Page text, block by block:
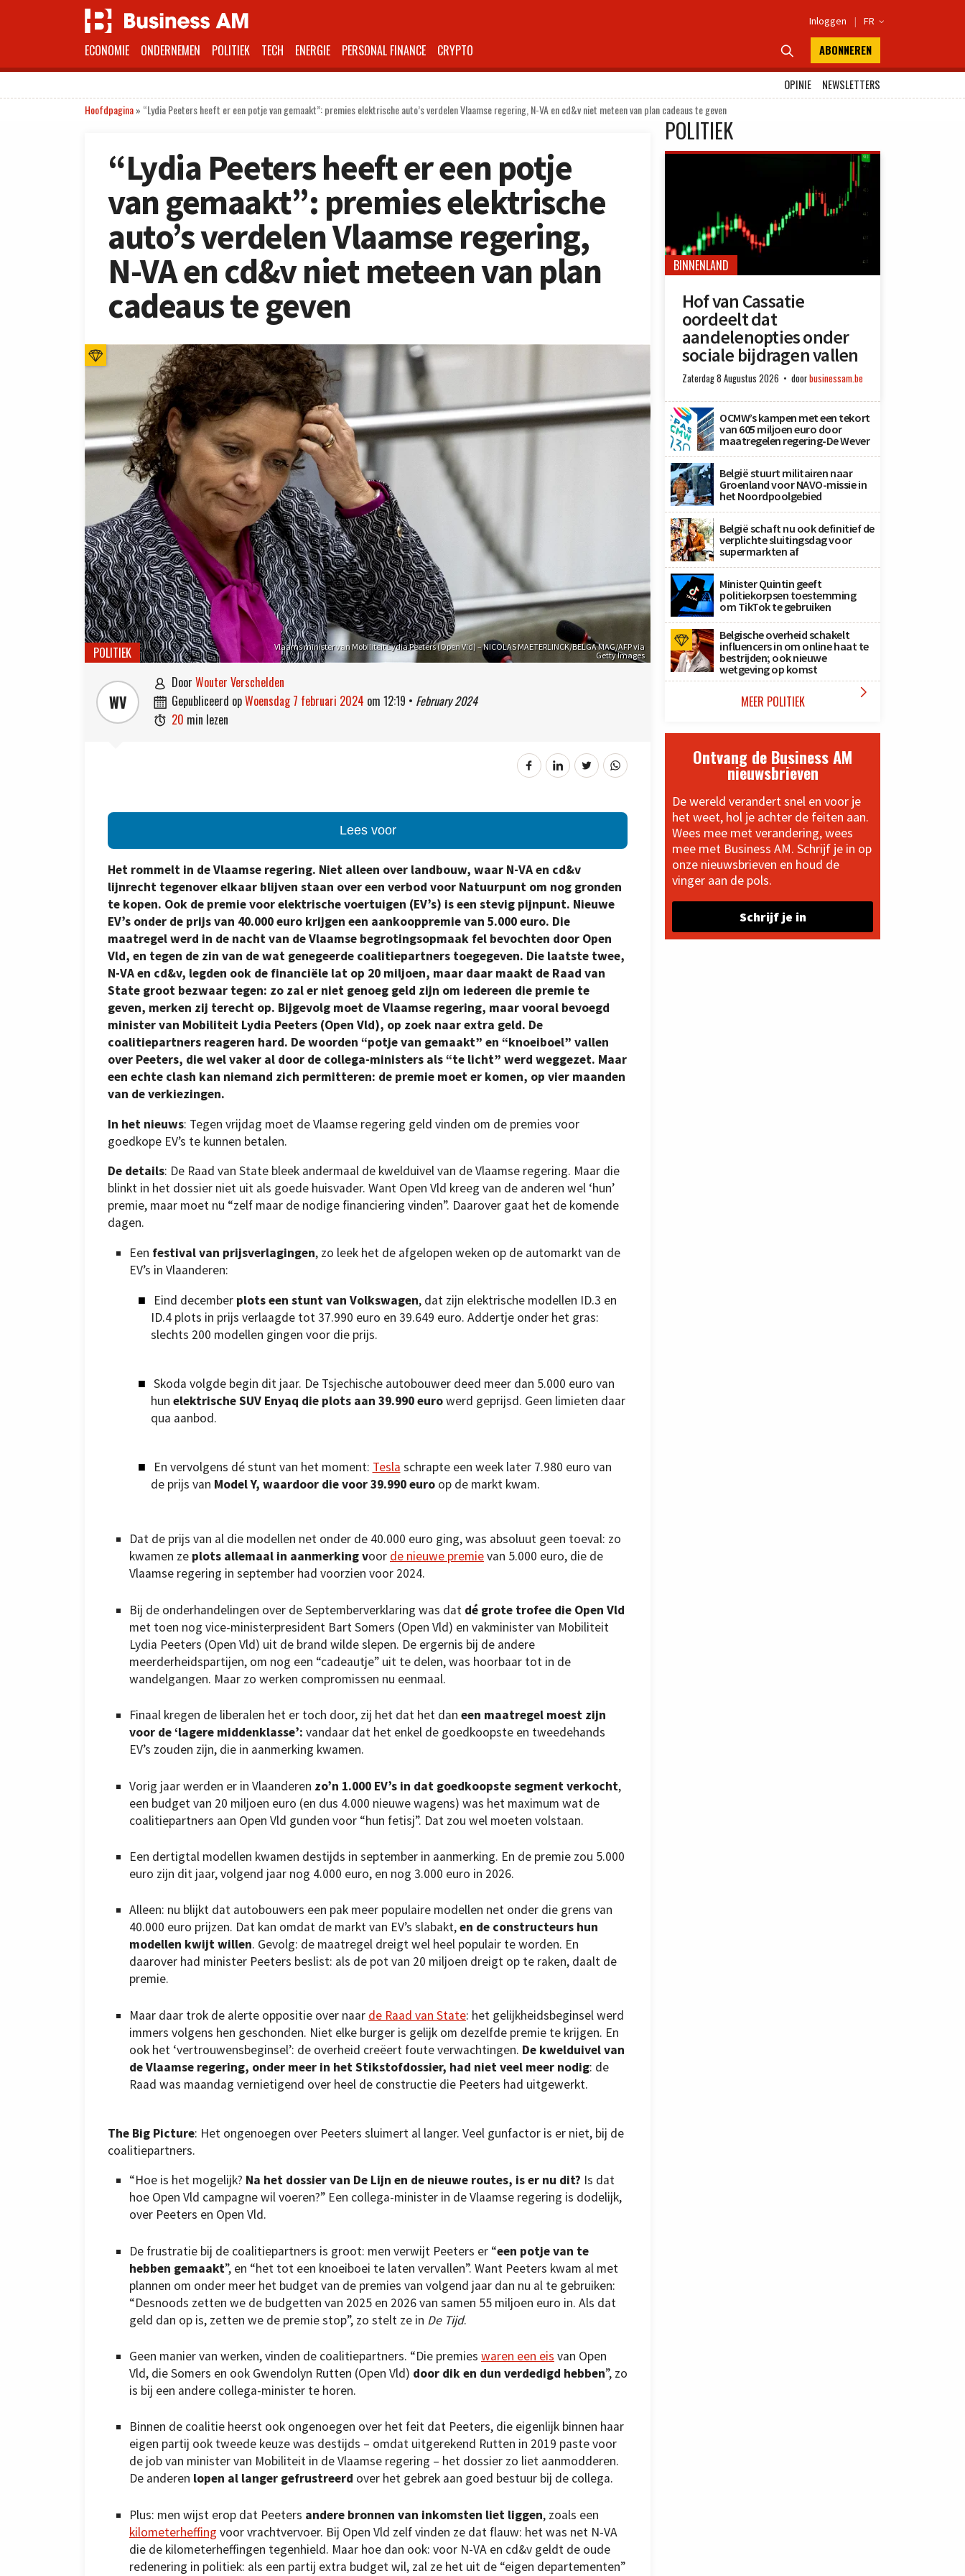
Inloggen | FR 
ECONOMIE ONDERNEMEN POLITIEK TECH ENERGIE PERSONAL FINANCE CRYPTO  ABONNEREN
OPINIE
NEWSLETTERS
Hoofdpagina» “Lydia Peeters heeft er een potje van gemaakt”: premies elektrische auto’s verdelen Vlaamse regering, N-VA en cd&v niet meteen van plan cadeaus te geven
“Lydia Peeters heeft er een potje
van gemaakt”: premies elektrische
auto’s verdelen Vlaamse regering,
N-VA en cd&v niet meteen van plan
cadeaus te geven
Vlaams minister van Mobiliteit Lydia Peeters (Open Vld) – NICOLAS MAETERLINCK/BELGA MAG/AFP via
Getty Images
POLITIEK
WV
 door Wouter Verschelden
 gepubliceerd op woensdag 7 februari 2024 om 12:19 • February 2024
 20 min lezen
Lees voor
Het rommelt in de Vlaamse regering. Niet alleen over landbouw, waar N-VA en cd&v
lijnrecht tegenover elkaar blijven staan over een verbod voor Natuurpunt om nog gronden
te kopen. Ook de premie voor elektrische voertuigen (EV’s) is een stevig pijnpunt. Nieuwe
EV’s onder de prijs van 40.000 euro krijgen een aankooppremie van 5.000 euro. Die
maatregel werd in de nacht van de Vlaamse begrotingsopmaak fel bevochten door Open
Vld, en tegen de zin van de wat genegeerde coalitiepartners toegegeven. Die laatste twee,
N-VA en cd&v, legden ook de financiële lat op 20 miljoen, maar daar maakt de Raad van
State groot bezwaar tegen: zo zal er niet genoeg geld zijn om iedereen die premie te
geven, merken zij terecht op. Bijgevolg moet de Vlaamse regering, maar vooral bevoegd
minister van Mobiliteit Lydia Peeters (Open Vld), op zoek naar extra geld. De
coalitiepartners reageren hard. De woorden “potje van gemaakt” en “knoeiboel” vallen
over Peeters, die wel vaker al door de collega-ministers als “te licht” werd weggezet. Maar
een echte clash kan niemand zich permitteren: de premie moet er komen, op vier maanden
van de verkiezingen.
In het nieuws: Tegen vrijdag moet de Vlaamse regering geld vinden om de premies voor
goedkope EV’s te kunnen betalen.
De details: De Raad van State bleek andermaal de kwelduivel van de Vlaamse regering. Maar die
blinkt in het dossier niet uit als goede huisvader. Want Open Vld kreeg van de anderen wel ‘hun’
premie, maar moet nu “zelf maar de nodige financiering vinden”. Daarover gaat het de komende
dagen.
Een festival van prijsverlagingen, zo leek het de afgelopen weken op de automarkt van de
EV’s in Vlaanderen:
Eind decemberplots een stunt van Volkswagen, dat zijn elektrische modellen ID.3 en
ID.4 plots in prijs verlaagde tot 37.990 euro en 39.649 euro. Addertje onder het gras:
slechts 200 modellen gingen voor die prijs.
Skoda volgde begin dit jaar. De Tsjechische autobouwer deed meer dan 5.000 euro van
hun elektrische SUV Enyaq die plots aan 39.990 eurowerd geprijsd. Geen limieten daar
qua aanbod.
En vervolgens dé stunt van het moment: Tesla schrapte een week later 7.980 euro van
de prijs van Model Y, waardoor die voor 39.990 euro op de markt kwam.
Dat de prijs van al die modellen net onder de 40.000 euro ging, was absoluut geen toeval: zo
kwamen ze plots allemaal in aanmerking voor de nieuwe premievan 5.000 euro, die de
Vlaamse regering in september had voorzien voor 2024.
Bij de onderhandelingen over de Septemberverklaring was dat dé grote trofee die Open Vld
met toen nog vice-ministerpresident Bart Somers (Open Vld) en vakminister van Mobiliteit
Lydia Peeters (Open Vld) uit de brand wilde slepen. De ergernis bij de andere
meerderheidspartijen, om nog een “cadeautje” uit te delen, was hoorbaar tot in de
wandelgangen. Maar zo werken compromissen nu eenmaal.
Finaal kregen de liberalen het er toch door, zij het dat het dan een maatregel moest zijn
voor de ‘lagere middenklasse’: vandaar dat het enkel de goedkoopste en tweedehands
EV’s zouden zijn, die in aanmerking kwamen.
Vorig jaar werden er in Vlaanderen zo’n 1.000 EV’s in dat goedkoopste segment verkocht,
een budget van 20 miljoen euro (en dus 4.000 nieuwe wagens) was het maximum wat de
coalitiepartners aan Open Vld gunden voor “hun fetisj”. Dat zou wel moeten volstaan.
Een dertigtal modellen kwamen destijds in september in aanmerking. En de premie zou 5.000
euro zijn dit jaar, volgend jaar nog 4.000 euro, en nog 3.000 euro in 2026.
Alleen: nu blijkt dat autobouwers een pak meer populaire modellen net onder die grens van
40.000 euro prijzen. Dat kan omdat de markt van EV’s slabakt,en de constructeurs hun
modellen kwijt willen. Gevolg: de maatregel dreigt wel heel populair te worden. En
daarover had minister Peeters beslist: als de pot van 20 miljoen dreigt op te raken, daalt de
premie.
Maar daar trok de alerte oppositie over naar de Raad van State: het gelijkheidsbeginsel werd
immers volgens hen geschonden. Niet elke burger is gelijk om dezelfde premie te krijgen. En
ook het ‘vertrouwensbeginsel’: de overheid creëert foute verwachtingen. De kwelduivel van
de Vlaamse regering, onder meer in het Stikstofdossier, had niet veel meer nodig: de
Raad was maandag vernietigend over heel de constructie die Peeters had uitgewerkt.
The Big Picture: Het ongenoegen over Peeters sluimert al langer. Veel gunfactor is er niet, bij de
coalitiepartners.
“Hoe is het mogelijk? Na het dossier van De Lijn en de nieuwe routes, is er nu dit? Is dat
hoe Open Vld campagne wil voeren?” Een collega-minister in de Vlaamse regering is dodelijk,
over Peeters en Open Vld.
De frustratie bij de coalitiepartners is groot: men verwijt Peeters er “een potje van te
hebben gemaakt”, en “het tot een knoeiboei te laten vervallen”. Want Peeters kwam al met
plannen om onder meer het budget van de premies van volgend jaar dan nu al te gebruiken:
“Desnoods zetten we de budgetten van 2025 en 2026 van samen 55 miljoen euro in. Als dat
geld dan op is, zetten we de premie stop”, zo stelt ze in De Tijd.
Geen manier van werken, vinden de coalitiepartners. “Die premies waren een eis van Open
Vld, die Somers en ook Gwendolyn Rutten (Open Vld) door dik en dun verdedigd hebben”, zo
is bij een andere collega-minister te horen.
Binnen de coalitie heerst ook ongenoegen over het feit dat Peeters, die eigenlijk binnen haar
eigen partij ook tweede keuze was destijds – omdat uitgerekend Rutten in 2019 paste voor
de job van minister van Mobiliteit in de Vlaamse regering – het dossier zo liet aanmodderen.
De anderen lopen al langer gefrustreerd over het gebrek aan goed bestuur bij de collega.
Plus: men wijst erop dat Peeters andere bronnen van inkomsten liet liggen, zoals een
kilometerheffing voor vrachtvervoer. Bij Open Vld zelf vinden ze dat flauw: het was net N-VA
die de kilometerheffingen tegenhield. Maar hoe dan ook: voor N-VA en cd&v geldt de oude
redenering in politiek: als een partij extra budget wil, zal ze het uit de “eigen departementen”
POLITIEK
BINNENLAND
Hof van Cassatie
oordeelt dat
aandelenopties onder
sociale bijdragen vallen
Zaterdag 8 Augustus 2026 doorbusinessam.be
OCMW’s kampen met een tekort
van 605 miljoen euro door
maatregelen regering-De Wever
België stuurt militairen naar
Groenland voor NAVO-missie in
het Noordpoolgebied
België schaft nu ook definitief de
verplichte sluitingsdag voor
supermarkten af
Minister Quintin geeft
politiekorpsen toestemming
om TikTok te gebruiken
Belgische overheid schakelt
influencers in om online haat te
bestrijden; ook nieuwe
wetgeving op komst
MEER POLITIEK 
Ontvang de Business AM
nieuwsbrieven
De wereld verandert snel en voor je
het weet, hol je achter de feiten aan.
Wees mee met verandering, wees
mee met Business AM. Schrijf je in op
onze nieuwsbrieven en houd de
vinger aan de pols.
Schrijf je in